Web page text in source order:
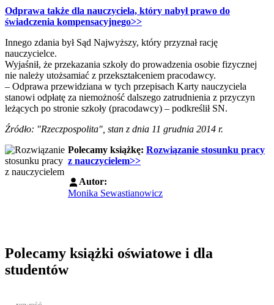
Odprawa także dla nauczyciela, który nabył prawo do
świadczenia kompensacyjnego>>
Innego zdania był Sąd Najwyższy, który przyznał rację
nauczycielce.
Wyjaśnił, że przekazania szkoły do prowadzenia osobie fizycznej
nie należy utożsamiać z przekształceniem pracodawcy.
– Odprawa przewidziana w tych przepisach Karty nauczyciela
stanowi odpłatę za niemożność dalszego zatrudnienia z przyczyn
leżących po stronie szkoły (pracodawcy) – podkreślił SN.
Źródło: "Rzeczpospolita", stan z dnia 11 grudnia 2014 r.
Polecamy książkę: Rozwiązanie stosunku pracy
z nauczycielem>>
Autor:
Monika Sewastianowicz
Polecamy książki oświatowe i dla
studentów